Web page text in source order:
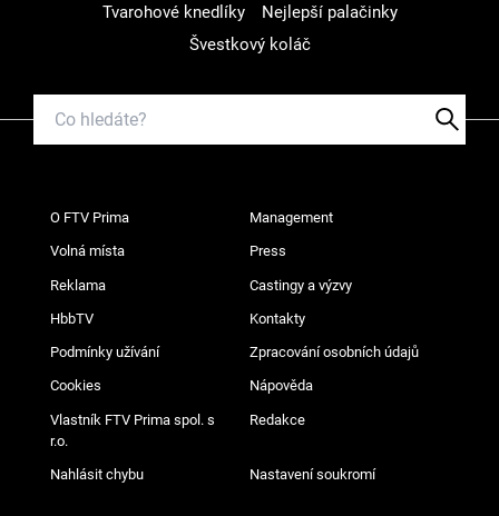
Tvarohové knedlíky
Nejlepší palačinky
Švestkový koláč
O FTV Prima Management
Volná místa Press
Reklama Castingy a výzvy
HbbTV Kontakty
Podmínky užívání Zpracování osobních údajů
Cookies Nápověda
Vlastník FTV Prima spol. s
r.o.
Redakce
Nahlásit chybu Nastavení soukromí